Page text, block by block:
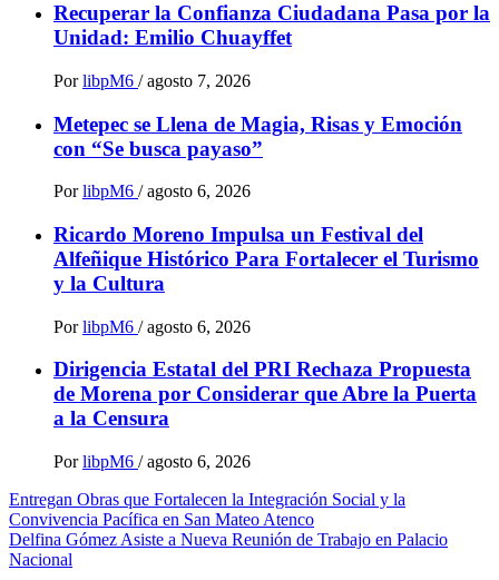
Recuperar la Confianza Ciudadana Pasa por la
Unidad: Emilio Chuayffet
Por libpM6 / agosto 7, 2026
Metepec se Llena de Magia, Risas y Emoción
con “Se busca payaso”
Por libpM6 / agosto 6, 2026
Ricardo Moreno Impulsa un Festival del
Alfeñique Histórico Para Fortalecer el Turismo
y la Cultura
Por libpM6 / agosto 6, 2026
Dirigencia Estatal del PRI Rechaza Propuesta
de Morena por Considerar que Abre la Puerta
a la Censura
Por libpM6 / agosto 6, 2026
Navegación
de
entradas
Entregan Obras que Fortalecen la Integración Social y la
Convivencia Pacífica en San Mateo Atenco
Delfina Gómez Asiste a Nueva Reunión de Trabajo en Palacio
Nacional